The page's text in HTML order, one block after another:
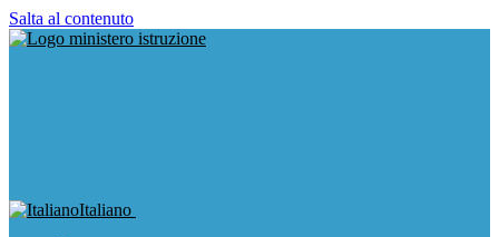
Salta al contenuto
Italiano